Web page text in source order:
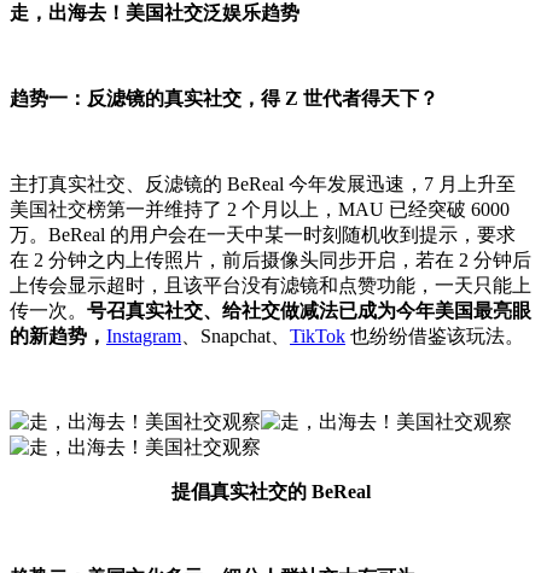
走，出海去！美国社交泛娱乐趋势
趋势一：反滤镜的真实社交，得 Z 世代者得天下？
主打真实社交、反滤镜的 BeReal 今年发展迅速，7 月上升至
美国社交榜第一并维持了 2 个月以上，MAU 已经突破 6000
万。BeReal 的用户会在一天中某一时刻随机收到提示，要求
在 2 分钟之内上传照片，前后摄像头同步开启，若在 2 分钟后
上传会显示超时，且该平台没有滤镜和点赞功能，一天只能上
传一次。 号召真实社交、给社交做减法已成为今年美国最亮眼
的新趋势， Instagram 、Snapchat、 TikTok 也纷纷借鉴该玩法。
提倡真实社交的 BeReal